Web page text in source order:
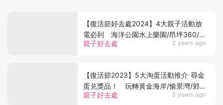
親子好去處 2 years ago
【復活節好去處2024】4大親子活動放
電必到 海洋公園水上樂園/昂坪360/
商場打卡
親子好去處 3 years ago
【復活節2023】5大淘蛋活動推介 尋金
蛋兑獎品！ 玩轉黃金海岸/愉景灣/郊
野共學